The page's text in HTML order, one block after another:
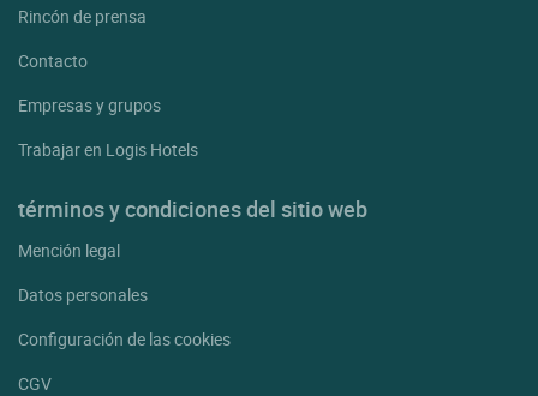
Rincón de prensa
Contacto
Empresas y grupos
Trabajar en Logis Hotels
términos y condiciones del sitio web
Mención legal
Datos personales
Configuración de las cookies
CGV